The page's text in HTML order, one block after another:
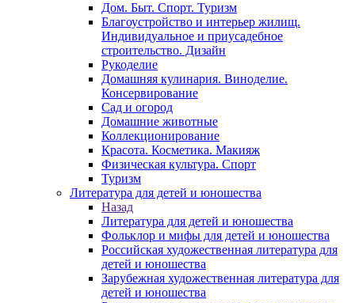
Дом. Быт. Спорт. Туризм
Благоустройство и интерьер жилищ.
Индивидуальное и приусадебное
строительство. Дизайн
Рукоделие
Домашняя кулинария. Виноделие.
Консервирование
Сад и огород
Домашние животные
Коллекционирование
Красота. Косметика. Макияж
Физическая культура. Спорт
Туризм
Литература для детей и юношества
Назад
Литература для детей и юношества
Фольклор и мифы для детей и юношества
Российская художественная литература для
детей и юношества
Зарубежная художественная литература для
детей и юношества